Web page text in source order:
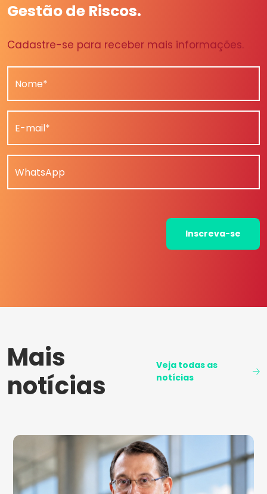
Gestão de Riscos.
Cadastre-se para receber mais informações.
Nome*
E-mail*
WhatsApp
Inscreva-se
Mais
notícias
Veja todas as
notícias